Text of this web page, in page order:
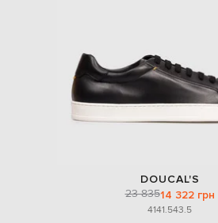
DOUCAL'S
23 83514 322 грн
4141.543.5